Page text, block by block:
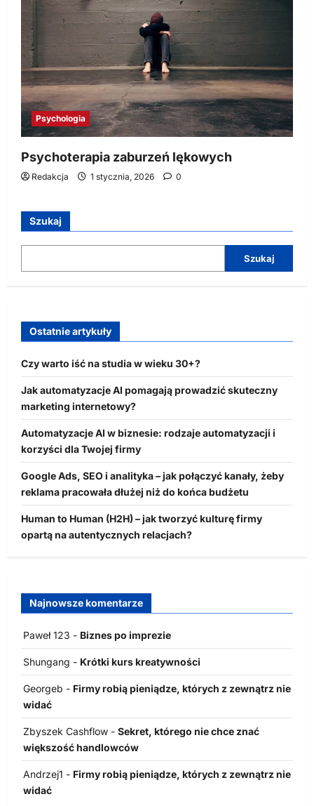
Psychologia
Psychoterapia zaburzeń lękowych
Redakcja 1 stycznia, 2026 0
Szukaj
Szukaj
Ostatnie artykuły
Czy warto iść na studia w wieku 30+?
Jak automatyzacje AI pomagają prowadzić skuteczny
marketing internetowy?
Automatyzacje AI w biznesie: rodzaje automatyzacji i
korzyści dla Twojej firmy
Google Ads, SEO i analityka – jak połączyć kanały, żeby
reklama pracowała dłużej niż do końca budżetu
Human to Human (H2H) – jak tworzyć kulturę firmy
opartą na autentycznych relacjach?
Najnowsze komentarze
Paweł 123 - Biznes po imprezie
Shungang - Krótki kurs kreatywności
Georgeb - Firmy robią pieniądze, których z zewnątrz nie
widać
Zbyszek Cashflow - Sekret, którego nie chce znać
większość handlowców
Andrzej1 - Firmy robią pieniądze, których z zewnątrz nie
widać